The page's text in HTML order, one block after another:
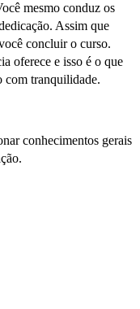
mesmo conduz os
Assim que
concluir o curso.
oferece e isso é o que
com tranquilidade.
conhecimentos gerais